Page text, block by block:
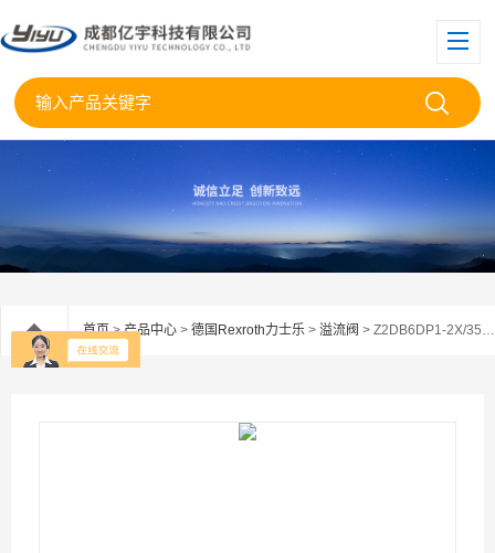
首页>产品中心 > 德国Rexroth力士乐 > 溢流阀 > Z2DB6DP1-2X/350Rexroth力士乐叠加式溢流阀Z2DB6DP1-2X